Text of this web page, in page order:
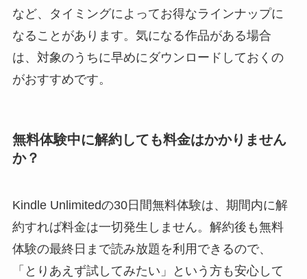
など、タイミングによってお得なラインナップに
なることがあります。気になる作品がある場合
は、対象のうちに早めにダウンロードしておくの
がおすすめです。
無料体験中に解約しても料金はかかりません
か？
Kindle Unlimitedの30日間無料体験は、期間内に解
約すれば料金は一切発生しません。解約後も無料
体験の最終日まで読み放題を利用できるので、
「とりあえず試してみたい」という方も安心して